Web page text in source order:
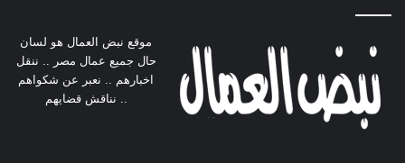
موقع نبض العمال هو لسان
حال جميع عمال مصر .. ننقل
اخبارهم .. نعبر عن شكواهم
.. نناقش قضايهم